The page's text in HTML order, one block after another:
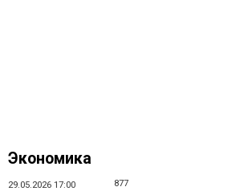
Экономика
29.05.2026 17:00 877